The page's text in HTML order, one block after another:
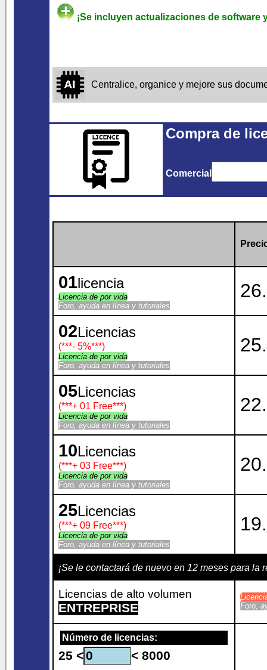
¡Se incluyen actualizaciones de software
Centralice, organice y mejore sus
Compra de
Comercial
01licencia
Licencia de por vida
Foro, ayuda en línea y tutoriales
26.
02Licencias
(***- 5%***)
Licencia de por vida
Foro, ayuda en línea y tutoriales
25.
05Licencias
(***+ 01 Free***)
Licencia de por vida
Foro, ayuda en línea y tutoriales
22.
10Licencias
(***+ 03 Free***)
Licencia de por vida
Foro, ayuda en línea y tutoriales
20.
25Licencias
(***+ 09 Free***)
Licencia de por vida
Foro, ayuda en línea y tutoriales
19.
¡Se le contactará de nuevo en 12 meses para
Licencias de alto volumen
ENTREPRISE
Foro,
Número de licencias:
25 < < 8000